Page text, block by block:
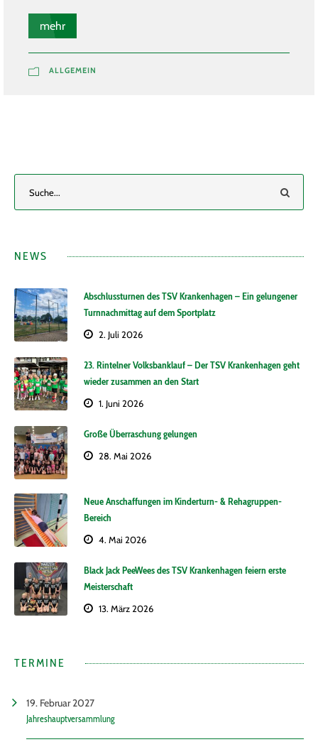
mehr
ALLGEMEIN
NEWS
Abschlussturnen des TSV Krankenhagen – Ein gelungener
Turnnachmittag auf dem Sportplatz
2. Juli 2026
23. Rintelner Volksbanklauf – Der TSV Krankenhagen geht
wieder zusammen an den Start
1. Juni 2026
Große Überraschung gelungen
28. Mai 2026
Neue Anschaffungen im Kinderturn- & Rehagruppen-
Bereich
4. Mai 2026
Black Jack PeeWees des TSV Krankenhagen feiern erste
Meisterschaft
13. März 2026
TERMINE
19. Februar 2027
Jahreshauptversammlung